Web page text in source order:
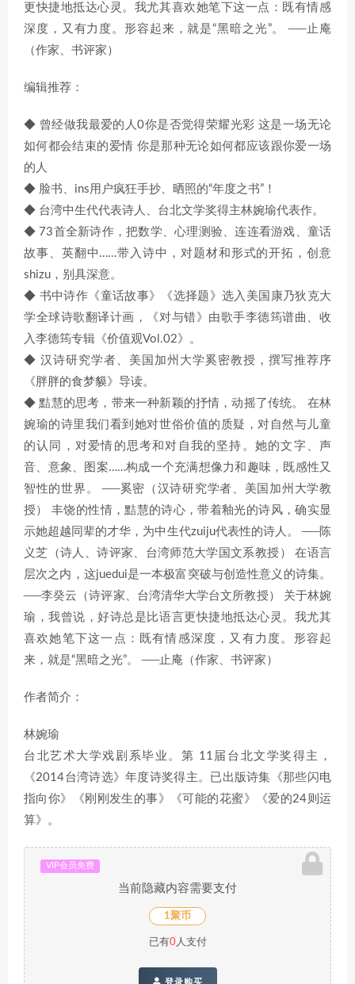
更快捷地抵达心灵。我尤其喜欢她笔下这一点：既有情感
深度，又有力度。形容起来，就是“黑暗之光”。 ──止庵
（作家、书评家）
编辑推荐：
◆ 曾经做我最爱的人0你是否觉得荣耀光彩 这是一场无论
如何都会结束的爱情 你是那种无论如何都应该跟你爱一场
的人
◆ 脸书、ins用户疯狂手抄、晒照的“年度之书”！
◆ 台湾中生代代表诗人、台北文学奖得主林婉瑜代表作。
◆ 73首全新诗作，把数学、心理测验、连连看游戏、童话
故事、英翻中……带入诗中，对题材和形式的开拓，创意
shizu，别具深意。
◆ 书中诗作《童话故事》《选择题》选入美国康乃狄克大
学全球诗歌翻译计画，《对与错》由歌手李德筠谱曲、收
入李德筠专辑《价值观Vol.02》。
◆ 汉诗研究学者、美国加州大学奚密教授，撰写推荐序
《胖胖的食梦貘》导读。
◆ 黠慧的思考，带来一种新颖的抒情，动摇了传统。 在林
婉瑜的诗里我们看到她对世俗价值的质疑，对自然与儿童
的认同，对爱情的思考和对自我的坚持。她的文字、声
音、意象、图案……构成一个充满想像力和趣味，既感性又
智性的世界。 ──奚密（汉诗研究学者、美国加州大学教
授） 丰饶的性情，黠慧的诗心，带着釉光的诗风，确实显
示她超越同辈的才华，为中生代zuiju代表性的诗人。 ──陈
义芝（诗人、诗评家、台湾师范大学国文系教授） 在语言
层次之内，这juedui是一本极富突破与创造性意义的诗集。
──李癸云（诗评家、台湾清华大学台文所教授） 关于林婉
瑜，我曾说，好诗总是比语言更快捷地抵达心灵。我尤其
喜欢她笔下这一点：既有情感深度，又有力度。形容起
来，就是“黑暗之光”。 ──止庵（作家、书评家）
作者简介：
林婉瑜
台北艺术大学戏剧系毕业。第 11届台北文学奖得主，
《2014台湾诗选》年度诗奖得主。已出版诗集《那些闪电
指向你》《刚刚发生的事》《可能的花蜜》《爱的24则运
算》。
VIP会员免费
当前隐藏内容需要支付
1聚币
已有0人支付
登录购买